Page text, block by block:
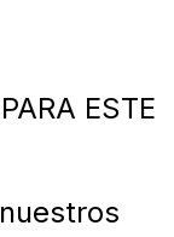
ESTE